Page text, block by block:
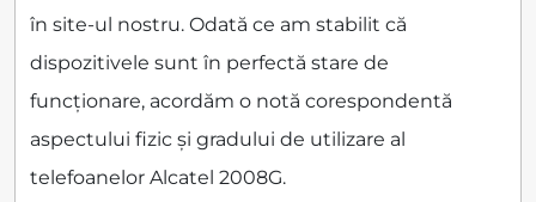
în site-ul nostru. Odată ce am stabilit că
dispozitivele sunt în perfectă stare de
funcționare, acordăm o notă corespondentă
aspectului fizic și gradului de utilizare al
telefoanelor Alcatel 2008G.